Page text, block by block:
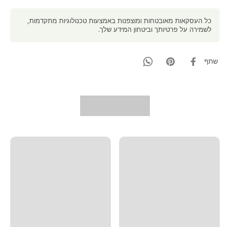
כל העסקאות מאובטחות ומוצפנות באמצעות טכנולוגיות מתקדמות,
לשמירה על פרטיותך וביטחון המידע שלך.
שתף